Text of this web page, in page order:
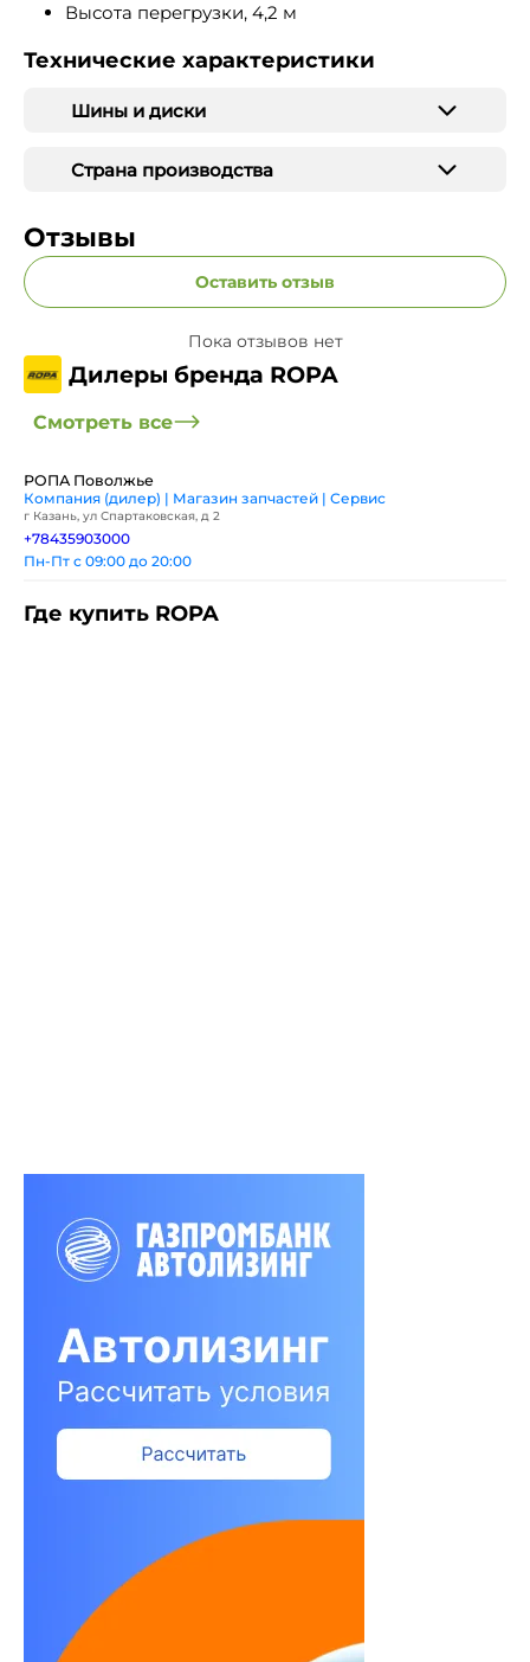
Высота перегрузки, 4,2 м
Технические характеристики
Шины и диски
Страна производства
Отзывы
Оставить отзыв
Пока отзывов нет
Дилеры бренда ROPA
Смотреть все
РОПА Поволжье
Компания (дилер) | Магазин запчастей | Сервис
г Казань, ул Спартаковская, д 2
+78435903000
Пн-Пт с 09:00 до 20:00
Где купить ROPA